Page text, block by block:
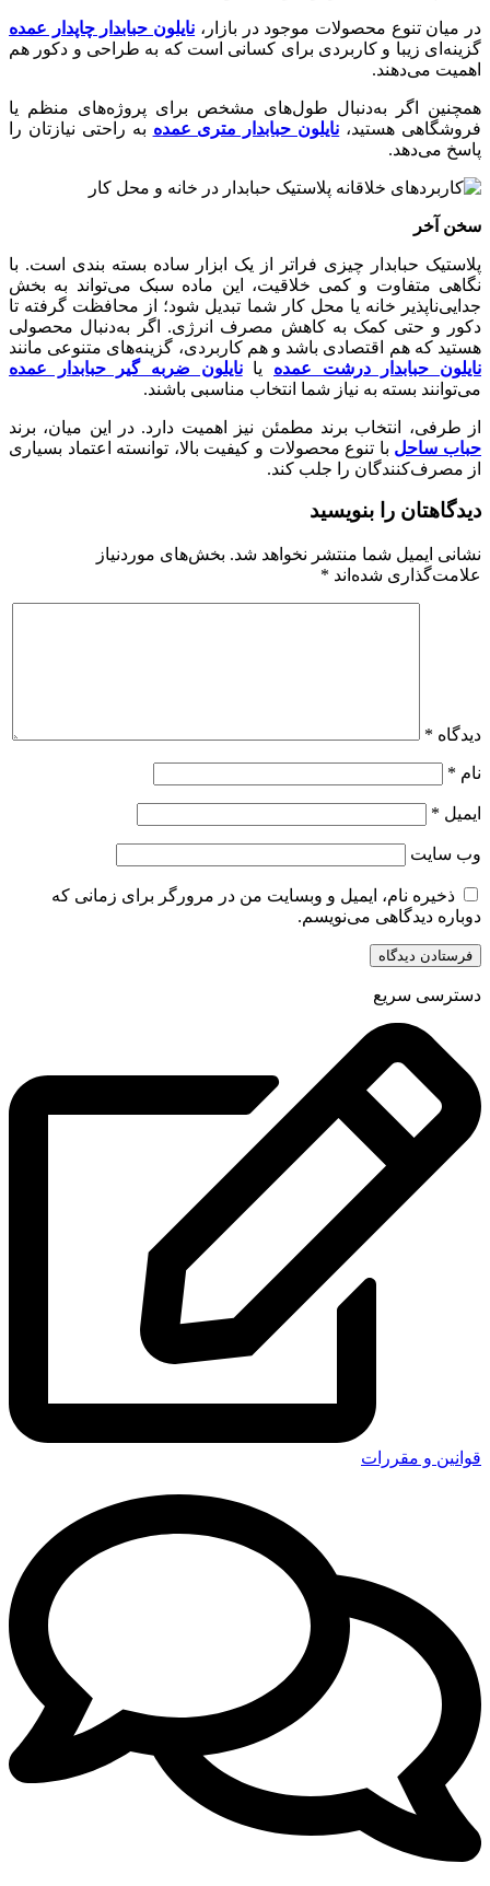
در میان تنوع محصولات موجود در بازار، نایلون حبابدار چاپدار عمده
گزینه‌ای زیبا و کاربردی برای کسانی است که به طراحی و دکور هم
اهمیت می‌دهند.
همچنین اگر به‌دنبال طول‌های مشخص برای پروژه‌های منظم یا
فروشگاهی هستید، نایلون حبابدار متری عمده به راحتی نیازتان را
پاسخ می‌دهد.
سخن آخر
پلاستیک حبابدار چیزی فراتر از یک ابزار ساده بسته‌ بندی است. با
نگاهی متفاوت و کمی خلاقیت، این ماده سبک می‌تواند به بخش
جدایی‌ناپذیر خانه یا محل کار شما تبدیل شود؛ از محافظت گرفته تا
دکور و حتی کمک به کاهش مصرف انرژی. اگر به‌دنبال محصولی
هستید که هم اقتصادی باشد و هم کاربردی، گزینه‌های متنوعی مانند
نایلون حبابدار درشت عمده یانایلون ضربه گیر حبابدار عمده
می‌توانند بسته به نیاز شما انتخاب مناسبی باشند.
از طرفی، انتخاب برند مطمئن نیز اهمیت دارد. در این میان، برند
حباب ساحل با تنوع محصولات و کیفیت بالا، توانسته اعتماد بسیاری
از مصرف‌کنندگان را جلب کند.
دیدگاهتان را بنویسید
نشانی ایمیل شما منتشر نخواهد شد. بخش‌های موردنیاز
علامت‌گذاری شده‌اند *
دیدگاه *
نام *
ایمیل *
وب‌ سایت
ذخیره نام، ایمیل و وبسایت من در مرورگر برای زمانی که
دوباره دیدگاهی می‌نویسم.
دسترسی سریع
قوانین و مقررات